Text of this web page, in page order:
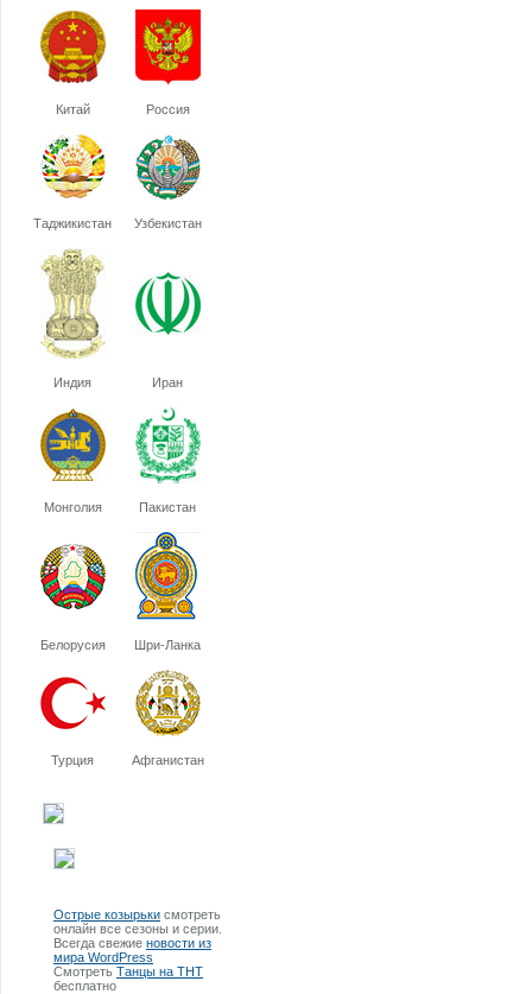
Китай Россия
Таджикистан Узбекистан
Индия Иран
Монголия Пакистан
Белорусия Шри-Ланка
Турция Афганистан
Острые козырьки смотреть
онлайн все сезоны и серии.
Всегда свежие новости из
мира WordPress
Смотреть Танцы на ТНТ
бесплатно